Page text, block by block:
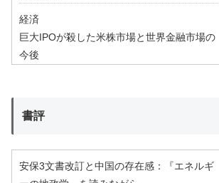
経済
巨大IPOが殺した米株市場と世界金融市場の
今後
書評
安保3文書改訂と中国の存在感：『エネルギ